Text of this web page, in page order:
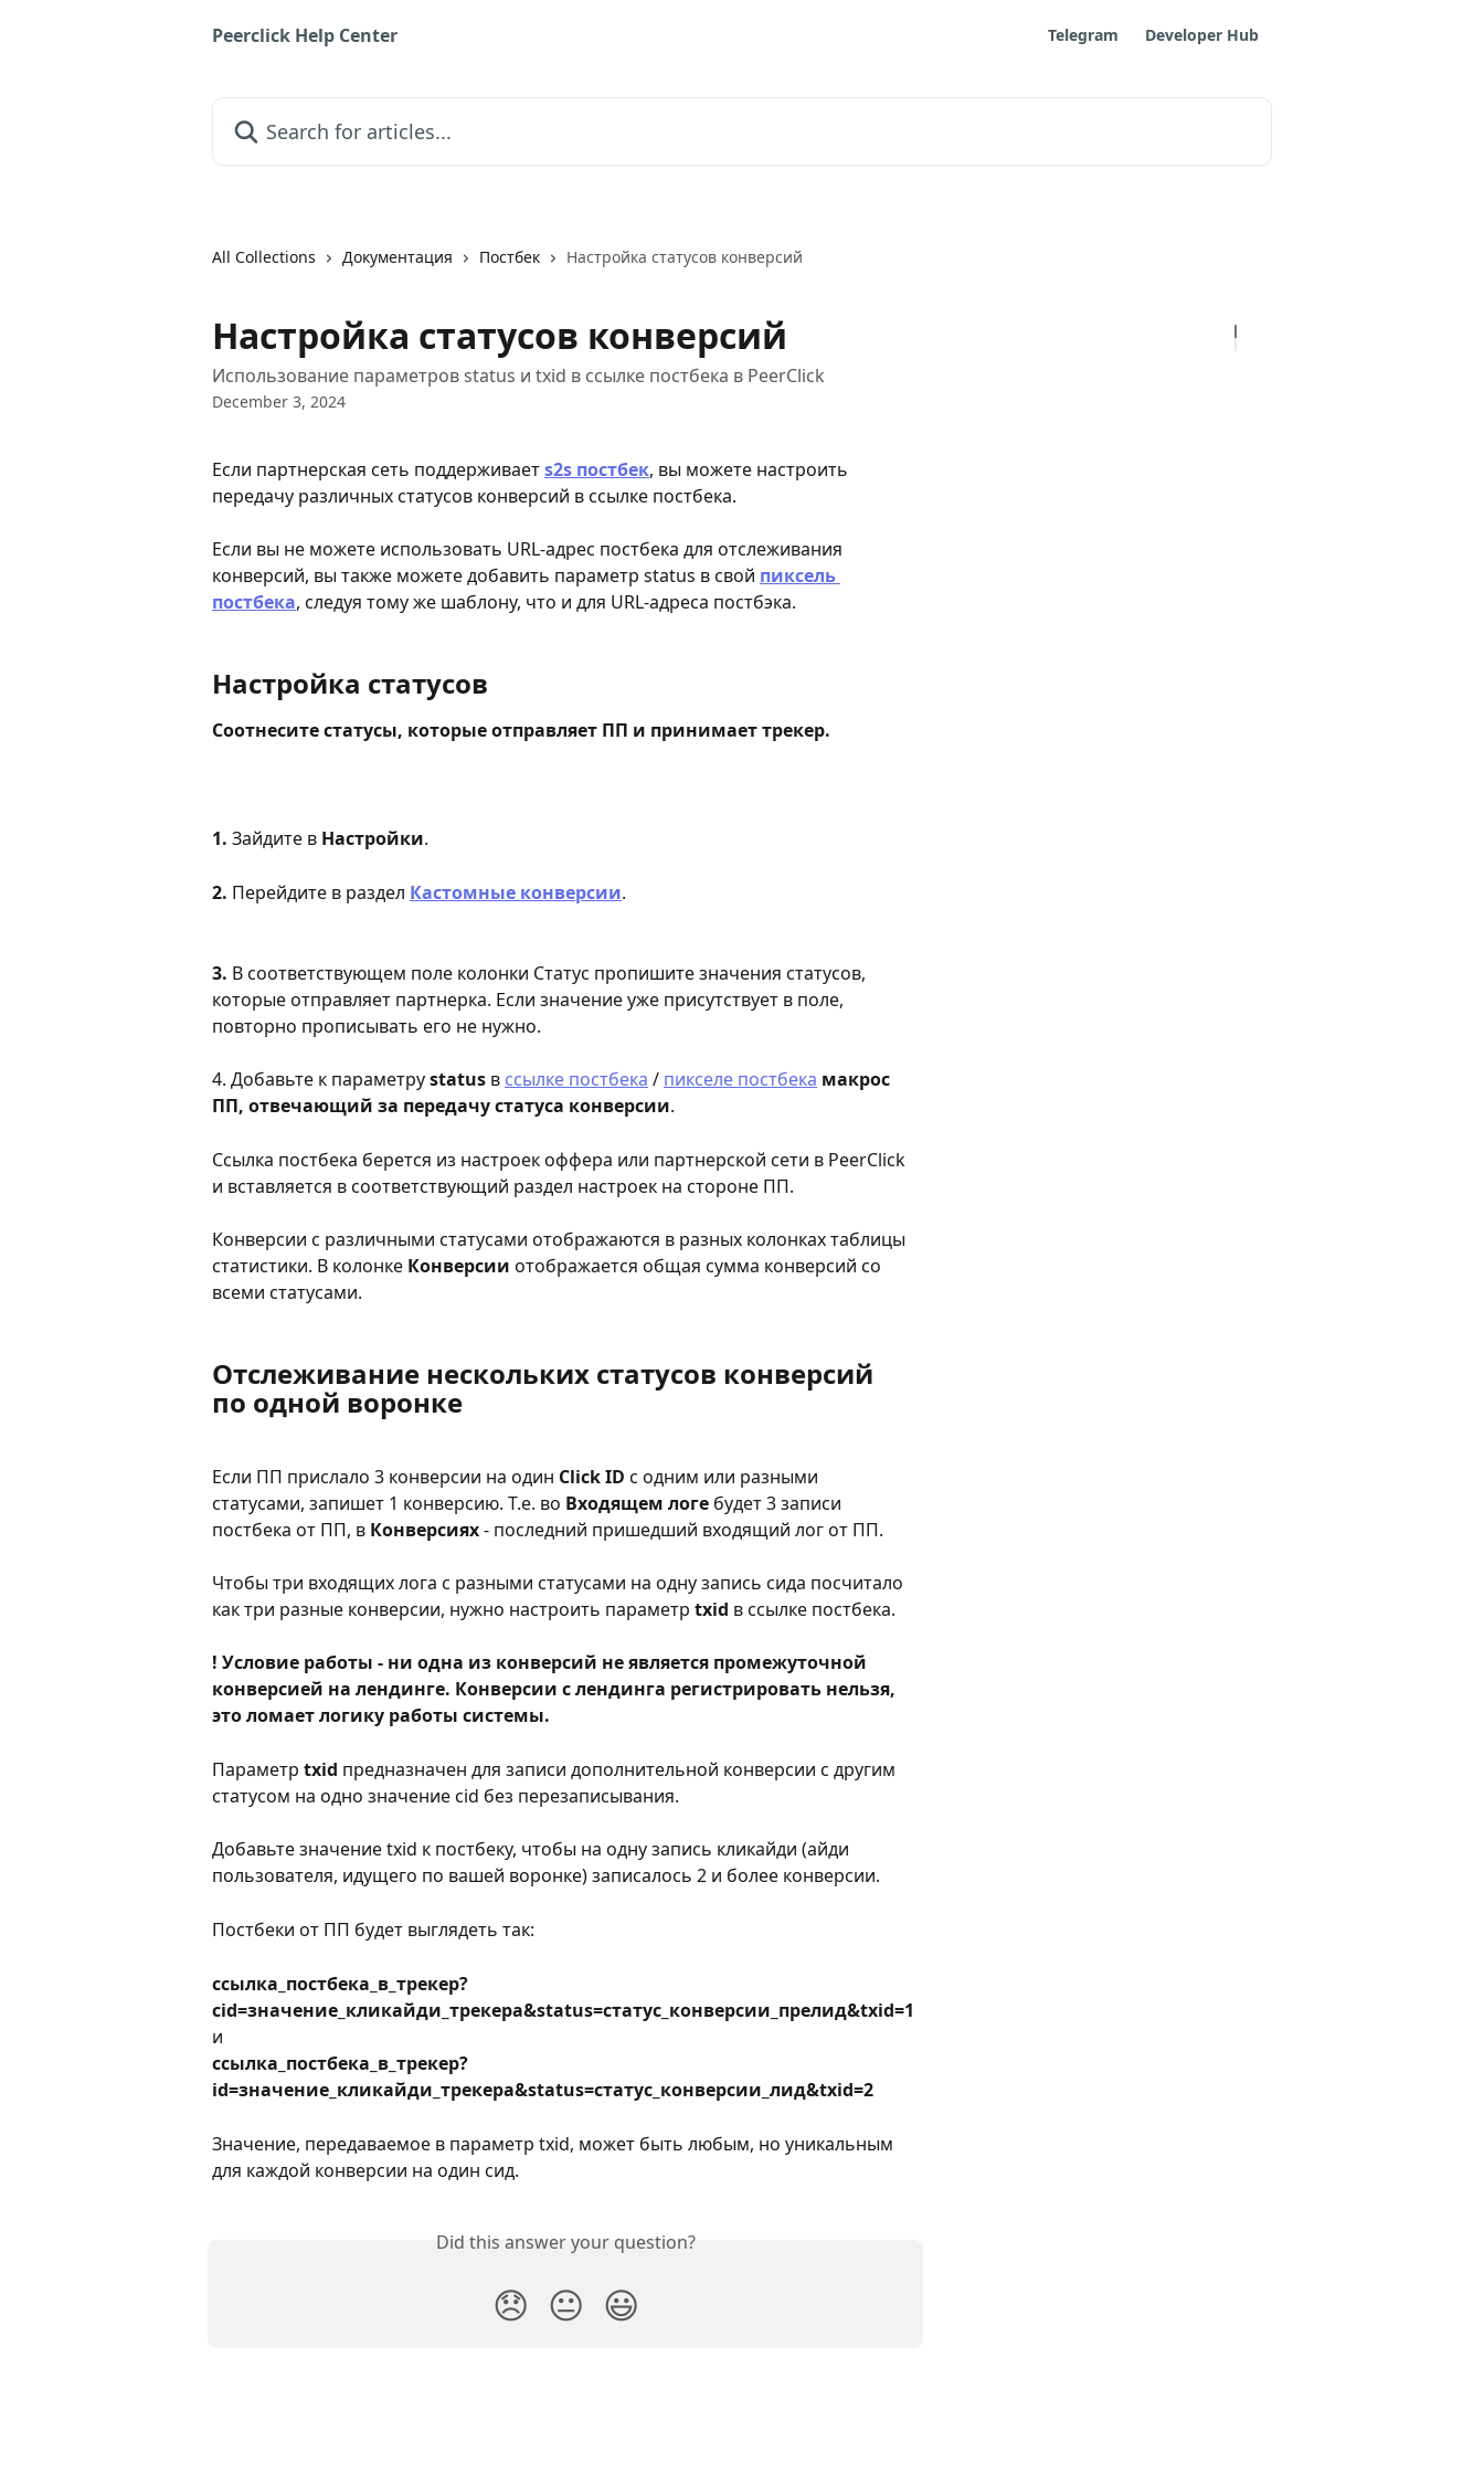
Peerclick Help Center
Telegram Developer Hub
All Collections Документация Постбек Настройка статусов конверсий
Настройка статусов конверсий
Использование параметров status и txid в ссылке постбека в PeerClick
December 3, 2024
Если партнерская сеть поддерживает s2s постбек, вы можете настроить
передачу различных статусов конверсий в ссылке постбека.
Если вы не можете использовать URL-адрес постбека для отслеживания
конверсий, вы также можете добавить параметр status в свой пиксель
постбека, следуя тому же шаблону, что и для URL-адреса постбэка.
Настройка статусов
Соотнесите статусы, которые отправляет ПП и принимает трекер.
1. Зайдите в Настройки.
2. Перейдите в раздел Кастомные конверсии.
3. В соответствующем поле колонки Статус пропишите значения статусов,
которые отправляет партнерка. Если значение уже присутствует в поле,
повторно прописывать его не нужно.
4. Добавьте к параметру status в ссылке постбека / пикселе постбека макрос
ПП, отвечающий за передачу статуса конверсии.
Ссылка постбека берется из настроек оффера или партнерской сети в PeerClick
и вставляется в соответствующий раздел настроек на стороне ПП.
Конверсии с различными статусами отображаются в разных колонках таблицы
статистики. В колонке Конверсии отображается общая сумма конверсий со
всеми статусами.
Отслеживание нескольких статусов конверсий
по одной воронке
Если ПП прислало 3 конверсии на один Click ID с одним или разными
статусами, запишет 1 конверсию. Т.е. во Входящем логе будет 3 записи
постбека от ПП, в Конверсиях - последний пришедший входящий лог от ПП.
Чтобы три входящих лога с разными статусами на одну запись сида посчитало
как три разные конверсии, нужно настроить параметр txid в ссылке постбека.
! Условие работы - ни одна из конверсий не является промежуточной
конверсией на лендинге. Конверсии с лендинга регистрировать нельзя,
это ломает логику работы системы.
Параметр txid предназначен для записи дополнительной конверсии с другим
статусом на одно значение cid без перезаписывания.
Добавьте значение txid к постбеку, чтобы на одну запись кликайди (айди
пользователя, идущего по вашей воронке) записалось 2 и более конверсии.
Постбеки от ПП будет выглядеть так:
ссылка_постбека_в_трекер?
cid=значение_кликайди_трекера&status=статус_конверсии_прелид&txid=1
и
ссылка_постбека_в_трекер?
id=значение_кликайди_трекера&status=статус_конверсии_лид&txid=2
Значение, передаваемое в параметр txid, может быть любым, но уникальным
для каждой конверсии на один сид.
Did this answer your question?
😞 😐 😃